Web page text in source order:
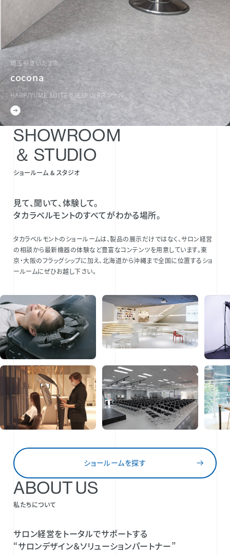
埼玉県さいたま市
cocona
HARP/YUME SUITEⅡ/ESPOIRスツール
SHOWROOM
＆ STUDIO
ショールーム & スタジオ
見て、聞いて、体験して。
タカラベルモントのすべてがわかる場所。
タカラベルモントのショールームは、製品の展示だけではなく、サロン経営
の相談から最新機器の体験など豊富なコンテンツを用意しています。東
京・大阪のフラッグシップに加え、北海道から沖縄まで全国に位置するショ
ールームにぜひお越し下さい。
ショールームを探す
ABOUT US
私たちについて
サロン経営をトータルでサポートする
“サロンデザイン＆ソリューションパートナー”